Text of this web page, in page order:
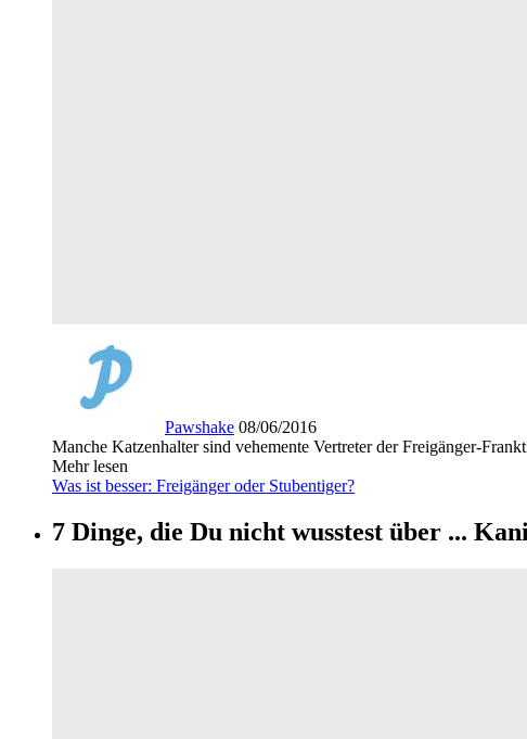
Pawshake 08/06/2016
Manche Katzenhalter sind vehemente Vertreter der Freigänger-
Mehr lesen
Was ist besser: Freigänger oder Stubentiger?
7 Dinge, die Du nicht wusstest über ...